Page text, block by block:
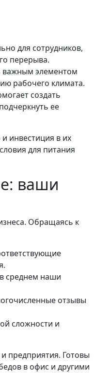
для сотрудников,
перерыва.
важным элементом
рабочего климата.
создать
ее
инвестиция в их
для питания
ваши
Обращаясь к
среднем наши
отзывы
сложности и
предприятия. Готовы
в офис и другими